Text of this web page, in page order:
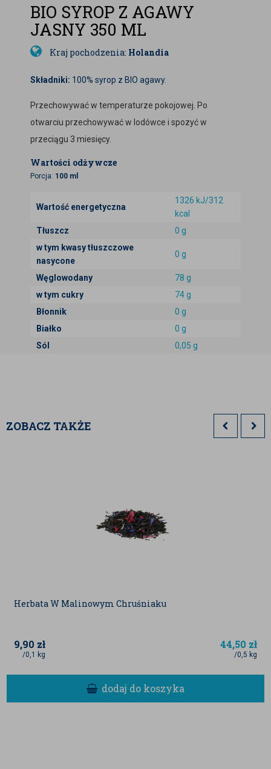
BIO SYROP Z AGAWY
JASNY 350 ML
Kraj pochodzenia: Holandia
Składniki: 100% syrop z BIO agawy.
Przechowywać w temperaturze pokojowej. Po
otwarciu przechowywać w lodówce i spozyć w
przeciągu 3 miesięcy.
Wartości odżywcze
Porcja: 100 ml
Wartość energetyczna
1326 kJ/312
kcal
Tłuszcz
0 g
w tym kwasy tłuszczowe
nasycone
0 g
Węglowodany
78 g
w tym cukry
74 g
Błonnik
0 g
Białko
0 g
Sól
0,05 g
ZOBACZ TAKŻE
Herbata W Malinowym Chruśniaku
9,90 zł
/0,1 kg
44,50 zł
/0,5 kg
dodaj do koszyka